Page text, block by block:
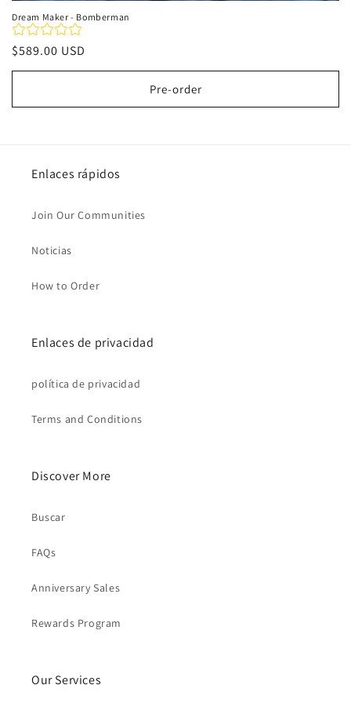
Dream Maker - Bomberman
Precio
habitual
$589.00 USD
Pre-order
Enlaces rápidos
Join Our Communities
Noticias
How to Order
Enlaces de privacidad
política de privacidad
Terms and Conditions
Discover More
Buscar
FAQs
Anniversary Sales
Rewards Program
Our Services